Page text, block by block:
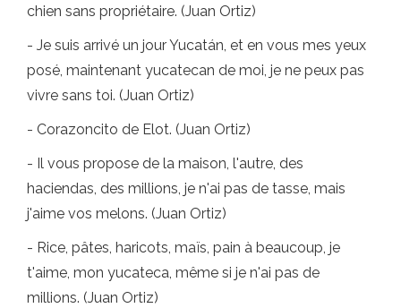
chien sans propriétaire. (Juan Ortiz)
- Je suis arrivé un jour Yucatán, et en vous mes yeux
posé, maintenant yucatecan de moi, je ne peux pas
vivre sans toi. (Juan Ortiz)
- Corazoncito de Elot. (Juan Ortiz)
- Il vous propose de la maison, l'autre, des
haciendas, des millions, je n'ai pas de tasse, mais
j'aime vos melons. (Juan Ortiz)
- Rice, pâtes, haricots, maïs, pain à beaucoup, je
t'aime, mon yucateca, même si je n'ai pas de
millions. (Juan Ortiz)